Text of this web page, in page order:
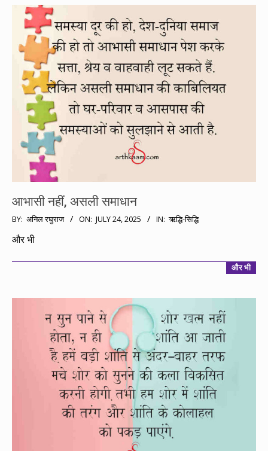
आभासी नहीं, असली समाधान
2025-
07-
BY: अनिल रघुराज ON: JULY 24, 2025 IN: ऋद्धि-सिद्धि
और भी
और भी